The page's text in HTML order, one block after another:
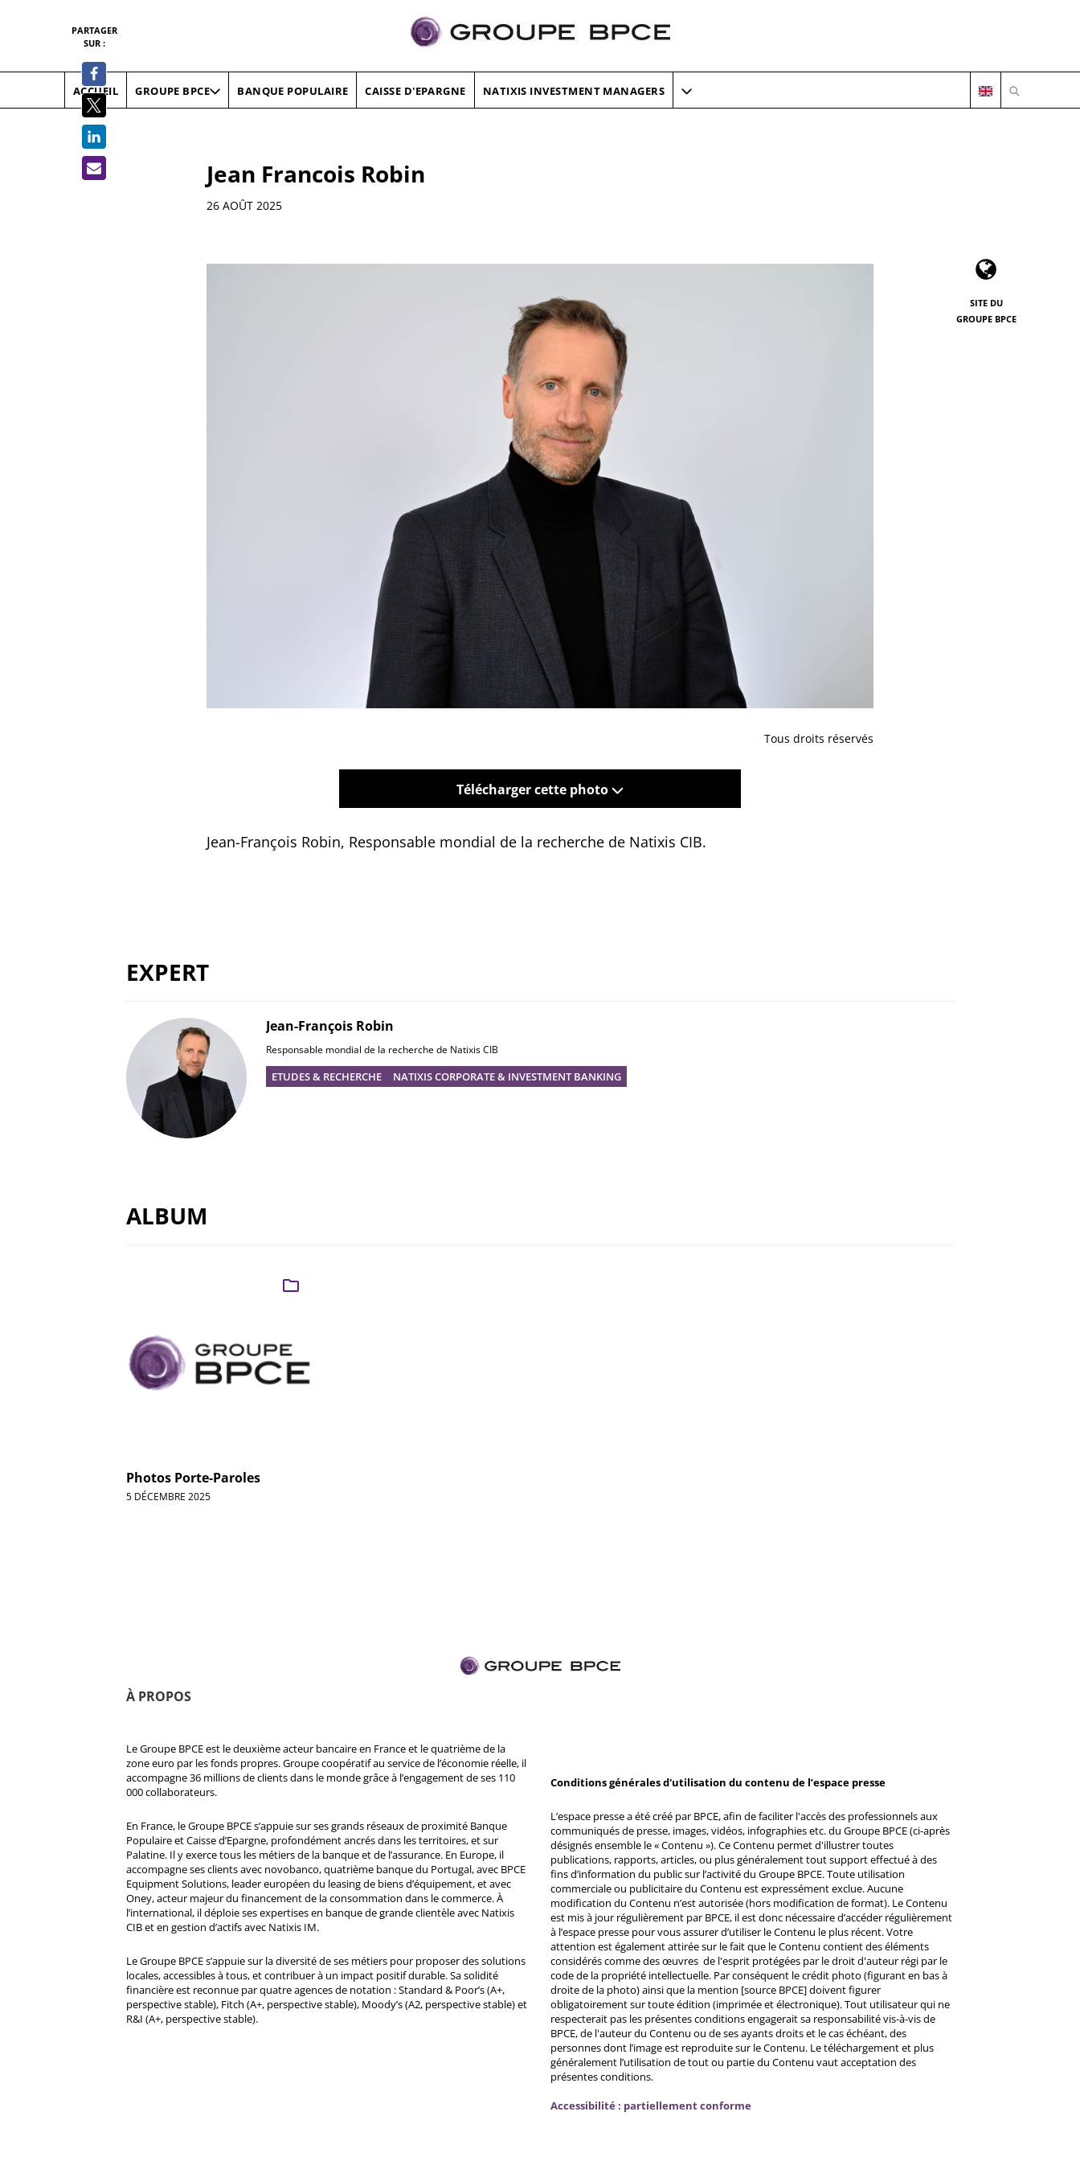
ACCUEIL GROUPE BPCE BANQUE POPULAIRE CAISSE D'EPARGNE NATIXIS INVESTMENT MANAGERS OUVRIR LA
Jean Francois Robin
Informations
26 AOÛT 2025
PARTAGER
SUR :
SITE DU
GROUPE BPCE
Tous droits réservés
Télécharger cette photo
Jean-François Robin, Responsable mondial de la recherche de Natixis CIB.
EXPERT
Jean-François Robin
Responsable mondial de la recherche de Natixis CIB
ETUDES & RECHERCHE NATIXIS CORPORATE & INVESTMENT BANKING
ALBUM
Photos Porte-Paroles
5 DÉCEMBRE 2025
À PROPOS
Le Groupe BPCE est le deuxième acteur bancaire en France et le quatrième de la
zone euro par les fonds propres. Groupe coopératif au service de l’économie réelle, il
accompagne 36 millions de clients dans le monde grâce à l’engagement de ses 110
000 collaborateurs.
En France, le Groupe BPCE s’appuie sur ses grands réseaux de proximité Banque
Populaire et Caisse d’Epargne, profondément ancrés dans les territoires, et sur
Palatine. Il y exerce tous les métiers de la banque et de l’assurance. En Europe, il
accompagne ses clients avec novobanco, quatrième banque du Portugal, avec BPCE
Equipment Solutions, leader européen du leasing de biens d’équipement, et avec
Oney, acteur majeur du financement de la consommation dans le commerce. À
l’international, il déploie ses expertises en banque de grande clientèle avec Natixis
CIB et en gestion d’actifs avec Natixis IM.
Le Groupe BPCE s’appuie sur la diversité de ses métiers pour proposer des solutions
locales, accessibles à tous, et contribuer à un impact positif durable. Sa solidité
financière est reconnue par quatre agences de notation : Standard & Poor’s (A+,
perspective stable), Fitch (A+, perspective stable), Moody’s (A2, perspective stable) et
R&I (A+, perspective stable).
Conditions générales d'utilisation du contenu de l’espace presse
L’espace presse a été créé par BPCE, afin de faciliter l'accès des professionnels aux
communiqués de presse, images, vidéos, infographies etc. du Groupe BPCE (ci-après
désignés ensemble le « Contenu »). Ce Contenu permet d'illustrer toutes
publications, rapports, articles, ou plus généralement tout support effectué à des
fins d’information du public sur l’activité du Groupe BPCE. Toute utilisation
commerciale ou publicitaire du Contenu est expressément exclue. Aucune
modification du Contenu n’est autorisée (hors modification de format). Le Contenu
est mis à jour régulièrement par BPCE, il est donc nécessaire d’accéder régulièrement
à l’espace presse pour vous assurer d’utiliser le Contenu le plus récent. Votre
attention est également attirée sur le fait que le Contenu contient des éléments
considérés comme des œuvres de l'esprit protégées par le droit d'auteur régi par le
code de la propriété intellectuelle. Par conséquent le crédit photo (figurant en bas à
droite de la photo) ainsi que la mention [source BPCE] doivent figurer
obligatoirement sur toute édition (imprimée et électronique). Tout utilisateur qui ne
respecterait pas les présentes conditions engagerait sa responsabilité vis-à-vis de
BPCE, de l'auteur du Contenu ou de ses ayants droits et le cas échéant, des
personnes dont l’image est reproduite sur le Contenu. Le téléchargement et plus
généralement l’utilisation de tout ou partie du Contenu vaut acceptation des
présentes conditions.
Accessibilité : partiellement conforme